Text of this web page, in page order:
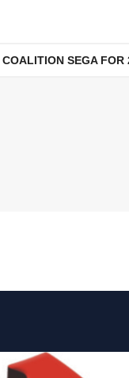
SEGA FOR